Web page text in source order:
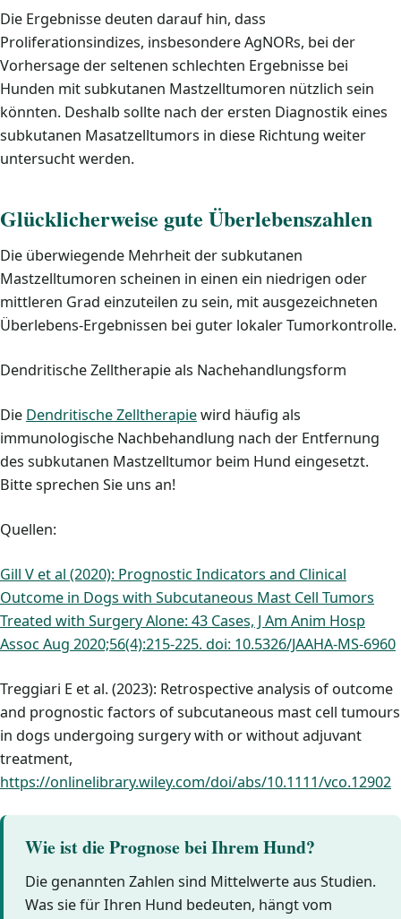
Die Ergebnisse deuten darauf hin, dass
Proliferationsindizes, insbesondere AgNORs, bei der
Vorhersage der seltenen schlechten Ergebnisse bei
Hunden mit subkutanen Mastzelltumoren nützlich sein
könnten. Deshalb sollte nach der ersten Diagnostik eines
subkutanen Masatzelltumors in diese Richtung weiter
untersucht werden.
Glücklicherweise gute Überlebenszahlen
Die überwiegende Mehrheit der subkutanen
Mastzelltumoren scheinen in einen ein niedrigen oder
mittleren Grad einzuteilen zu sein, mit ausgezeichneten
Überlebens-Ergebnissen bei guter lokaler Tumorkontrolle.
Dendritische Zelltherapie als Nachehandlungsform
Die Dendritische Zelltherapiewird häufig als
immunologische Nachbehandlung nach der Entfernung
des subkutanen Mastzelltumor beim Hund eingesetzt.
Bitte sprechen Sie uns an!
Quellen:
Gill V et al (2020): Prognostic Indicators and Clinical
Outcome in Dogs with Subcutaneous Mast Cell Tumors
Treated with Surgery Alone: 43 Cases, J Am Anim Hosp
Assoc Aug 2020;56(4):215-225. doi: 10.5326/JAAHA-MS-6960
Treggiari E et al. (2023): Retrospective analysis of outcome
and prognostic factors of subcutaneous mast cell tumours
in dogs undergoing surgery with or without adjuvant
treatment,
https://onlinelibrary.wiley.com/doi/abs/10.1111/vco.12902
Wie ist die Prognose bei Ihrem Hund?
Die genannten Zahlen sind Mittelwerte aus Studien.
Was sie für Ihren Hund bedeuten, hängt vom